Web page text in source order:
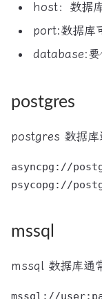
host：数据
port:数据库
database:要
postgres
postgres 数据库
asyncpg://
mssql
mssql 数据库通